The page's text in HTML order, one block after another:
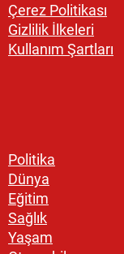
Çerez Politikası
Gizlilik İlkeleri
Kullanım Şartları
Politika
Dünya
Eğitim
Sağlık
Yaşam